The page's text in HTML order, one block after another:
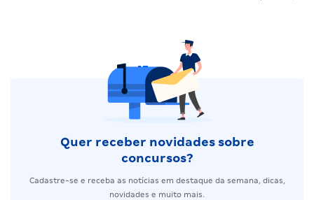
Quer receber novidades sobre
concursos?
Cadastre-se e receba as notícias em destaque da semana, dicas,
novidades e muito mais.